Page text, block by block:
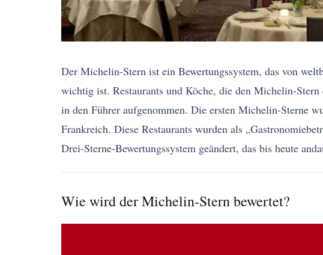
Der Michelin-Stern ist ein Bewertungssystem, das von
wichtig ist. Restaurants und Köche, die den Michelin-
in den Führer aufgenommen. Die ersten Michelin-Sterne
Frankreich. Diese Restaurants wurden als
Drei-Sterne-Bewertungssystem geändert, das bis heute
Wie wird der Michelin-Stern bewertet?